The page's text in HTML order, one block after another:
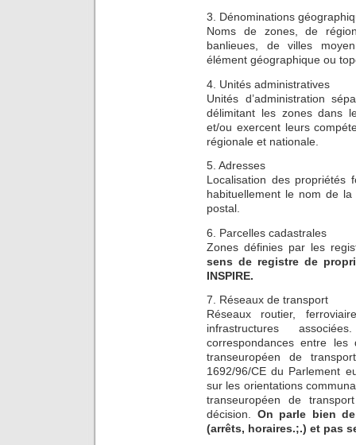
3. Dénominations
Noms de zones, de
banlieues, de villes
élément géographique ou
4. Unités administratives
Unités d’administration
délimitant les zones dans
et/ou exercent leurs
régionale et nationale.
5. Adresses
Localisation des propriétés
habituellement le nom de
postal.
6. Parcelles cadastrales
Zones définies par les
sens de registre de
INSPIRE.
7. Réseaux de transport
Réseaux routier,
infrastructures
correspondances entre
transeuropéen de
1692/96/CE du Parlement
sur les orientations
transeuropéen de
décision. On parle bien
(arrêts, horaires.;.) et pas